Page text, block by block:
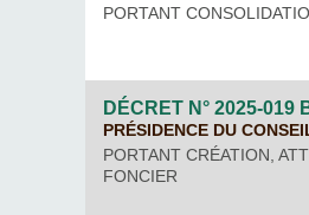
PORTANT
DÉCRET N° 2025-019
PRÉSIDENCE DU
PORTANT CRÉATION,
FONCIER